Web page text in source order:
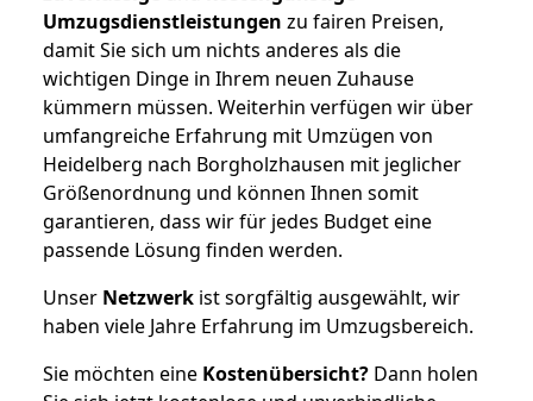
Umzugsdienstleistungen zu fairen Preisen,
damit Sie sich um nichts anderes als die
wichtigen Dinge in Ihrem neuen Zuhause
kümmern müssen. Weiterhin verfügen wir über
umfangreiche Erfahrung mit Umzügen von
Heidelberg nach Borgholzhausen mit jeglicher
Größenordnung und können Ihnen somit
garantieren, dass wir für jedes Budget eine
passende Lösung finden werden.
Unser Netzwerk ist sorgfältig ausgewählt, wir
haben viele Jahre Erfahrung im Umzugsbereich.
Sie möchten eine Kostenübersicht? Dann holen